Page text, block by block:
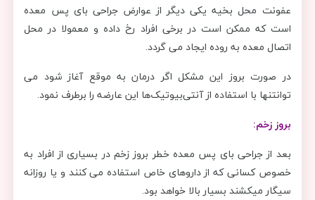
عفونت محل بخیه یکی دیگر از عوارض جراحی بای پس معده
است که ممکن است در برخی افراد رخ داده و معمولا در محل
اتصال معده به روده ایجاد می گردد.
در صورت بروز این مشکل اگر درمان به موقع آغاز شود می
توانتنها با استفاده از آنتی‌بیوتیک‌ها این عارضه را برطرف نمود.
بروز زخم:
بعد از جراحی بای پس معده خطر بروز زخم در بسیاری از افراد به
خصوص کسانی که از داروهای خاص استفاده می کنند و یا روزانه
سیگار میکشند بسیار بالا خواهد بود.